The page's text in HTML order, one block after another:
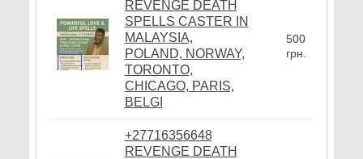
REVENGE DEATH
SPELLS CASTER IN
MALAYSIA,
POLAND, NORWAY,
TORONTO,
CHICAGO, PARIS,
BELGI
500
грн.
+27716356648
REVENGE DEATH